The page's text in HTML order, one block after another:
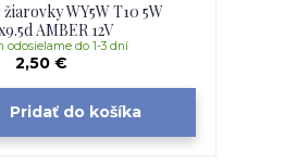
WY5W T10 5W
AMBER 12V
2,50 €
odosielame do 1-3 dní
Pridať do košíka